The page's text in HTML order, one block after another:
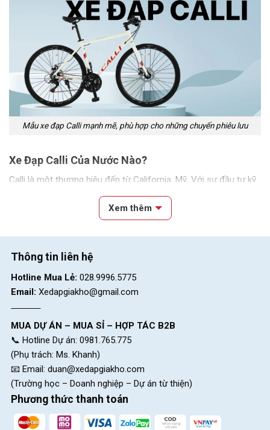
Mẫu xe đạp Calli mạnh mẽ, phù hợp cho những chuyến phiêu lưu
Xe Đạp Calli Của Nước Nào?
Calli là một thương hiệu đến từ California, Mỹ. Với sự đầu tư kỹ
lưỡng vào thiết kế và công nghệ, Calli nhanh chóng ghi dấu ấn
trong lòng người dùng xe đạp trên toàn thế giới. Bộ sưu tập
Mùa hè 2023 của Calli đã gây bão với phong cách thời thượng,
mạnh mẽ, cùng ngoại hình ấn tượng. Không chỉ là một chiếc xe
đạp thể thao thông thường, xe đạp Calli còn phù hợp để thay
mang lại trải nghiệm độc đáo và thú vị cho người sử dụng.
Xem thêm
Thông tin liên hệ
Hotline Mua Lẻ: 028.9996.5775
Email: Xedapgiakho@gmail.com
MUA DỰ ÁN – MUA SỈ – HỢP TÁC B2B
📞 Hotline Dự án: 0981.765.775
(Phụ trách: Ms. Khanh)
📧 Email: duan@xedapgiakho.com
(Trường học – Doanh nghiệp – Dự án từ thiện)
Phương thức thanh toán